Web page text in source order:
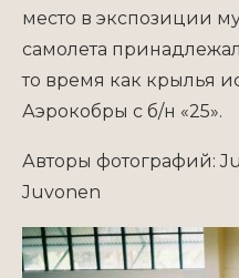
место в экспозиции
самолета
то время как крылья
Аэрокобры с б/н «25».
Авторы фотографий:
Juvonen